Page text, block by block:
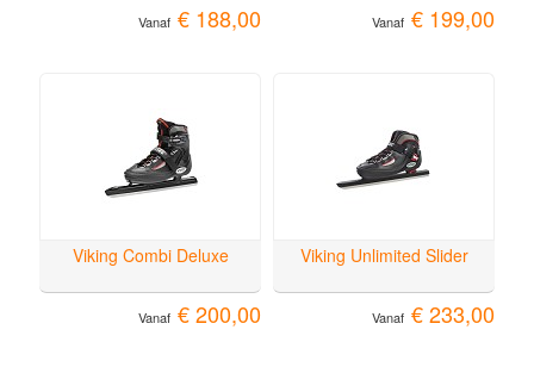
Vanaf € 188,00 Vanaf € 199,00
Viking Combi Deluxe
Vanaf € 200,00
Viking Unlimited Slider
Vanaf € 233,00